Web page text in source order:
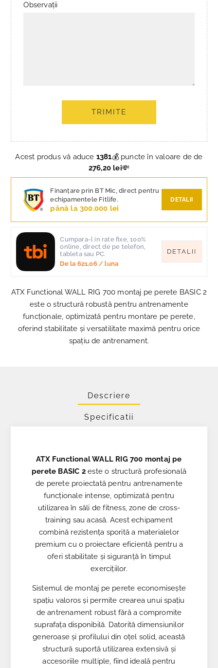
Observații
TRIMITE
Acest produs vă aduce 1381💰 puncte în valoare de de
276,20 lei💸
Finanțare prin BT Mic, direct pentru
echipamentele Fitlife.
până la 300.000 lei
DETALII
Cumpara-l in rate fixe, 100%
online, direct de pe telefon,
tableta sau PC.
De la 621,06/ luna
DETALII
ATX Functional WALL RIG 700 montaj pe perete BASIC 2
este o structură robustă pentru antrenamente
funcționale, optimizată pentru montare pe perete,
oferind stabilitate și versatilitate maximă pentru orice
spațiu de antrenament.
Descriere
Specificatii
ATX Functional WALL RIG 700 montaj pe
perete BASIC 2este o structură profesională
de perete proiectată pentru antrenamente
funcționale intense, optimizată pentru
utilizarea în săli de fitness, zone de cross-
training sau acasă. Acest echipament
combină rezistența sporită a materialelor
premium cu o proiectare eficientă pentru a
oferi stabilitate și siguranță în timpul
exercițiilor.
Sistemul de montaj pe perete economisește
spațiu valoros și permite crearea unui spațiu
de antrenament robust fără a compromite
suprafața disponibilă. Datorită dimensiunilor
generoase și profilului din oțel solid, această
structură suportă utilizarea extensivă și
accesoriile multiple, fiind ideală pentru